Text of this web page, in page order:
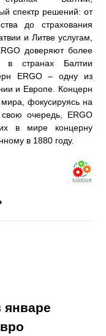
спектр решений: от
до страхования
и Литве услугам,
доверяют более
в странах Балтии
ERGO – одну из
и Европе. Концерн
фокусируясь на
очередь, ERGO
в мире концерну
в 1880 году.